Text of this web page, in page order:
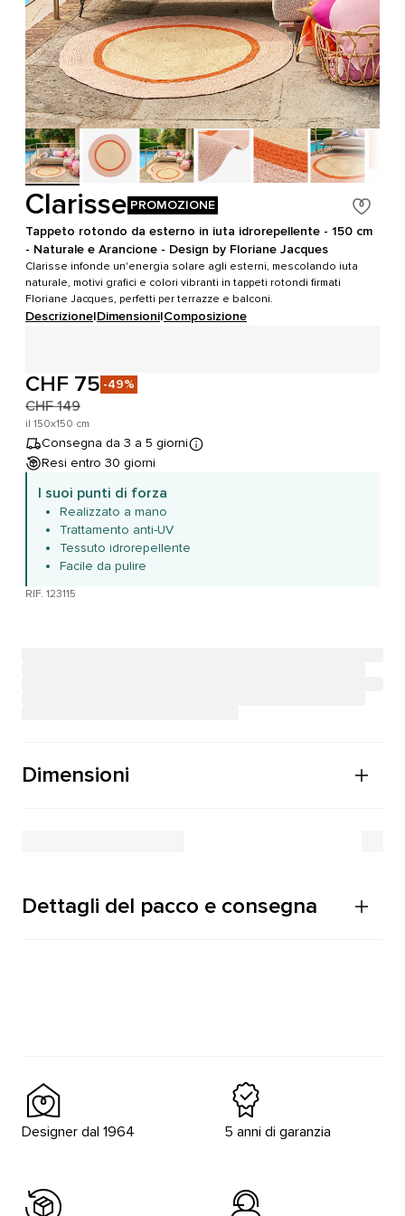
Clarisse PROMOZIONE
Tappeto rotondo da esterno in iuta idrorepellente - 150 cm
- Naturale e Arancione - Design by Floriane Jacques
Clarisse infonde un'energia solare agli esterni, mescolando iuta
naturale, motivi grafici e colori vibranti in tappeti rotondi firmati
Floriane Jacques, perfetti per terrazze e balconi.
Descrizione|Dimensioni|Composizione
CHF 75 -49%
CHF 149
il 150x150 cm
Consegna da 3 a 5 giorni
Resi entro 30 giorni
I suoi punti di forza
Realizzato a mano
Trattamento anti-UV
Tessuto idrorepellente
Facile da pulire
RIF. 123115
Dimensioni
Dettagli del pacco e consegna
Designer dal 1964 5 anni di garanzia